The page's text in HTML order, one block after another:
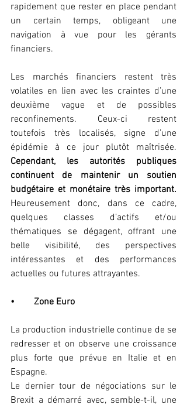
rapidement que rester en place pendant
un certain temps, obligeant une
navigation à vue pour les gérants
financiers.
Les marchés financiers restent très
volatiles en lien avec les craintes d’une
deuxième vague et de possibles
reconfinements. Ceux-ci restent
toutefois très localisés, signe d’une
Cependant, les autorités publiques
continuent de maintenir un soutien
budgétaire et monétaire très important.
Heureusement donc, dans ce cadre,
quelques classes d’actifs et/ou
thématiques se dégagent, offrant une
belle visibilité, des perspectives
intéressantes et des performances
actuelles ou futures attrayantes.
•	Zone Euro
La production industrielle continue de se
redresser et on observe une croissance
plus forte que prévue en Italie et en
Espagne.
Le dernier tour de négociations sur le
Brexit a démarré avec, semble-t-il, une